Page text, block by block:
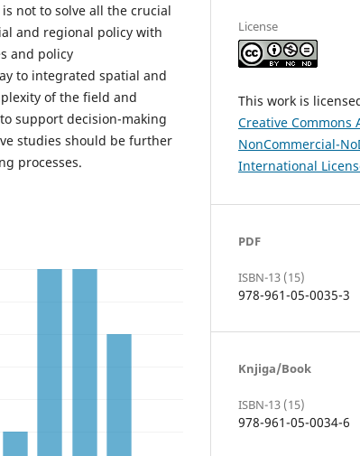
not to solve all the crucial
and regional policy with
and policy
to integrated spatial and
of the field and
support decision-making
studies should be further
processes.
License
This work is
Creative Commons
NonCommercial-
International
PDF
ISBN-13 (15)
978-961-05-0035-3
Knjiga/Book
ISBN-13 (15)
978-961-05-0034-6